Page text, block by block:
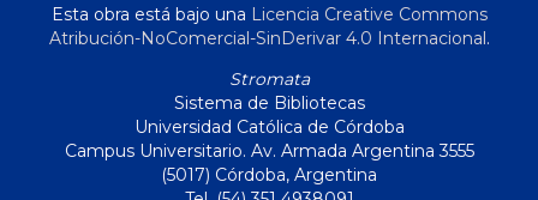
Esta obra está bajo una Licencia Creative Commons
Atribución-NoComercial-SinDerivar 4.0 Internacional.
Stromata
Sistema de Bibliotecas
Universidad Católica de Córdoba
Campus Universitario. Av. Armada Argentina 3555
(5017) Córdoba, Argentina